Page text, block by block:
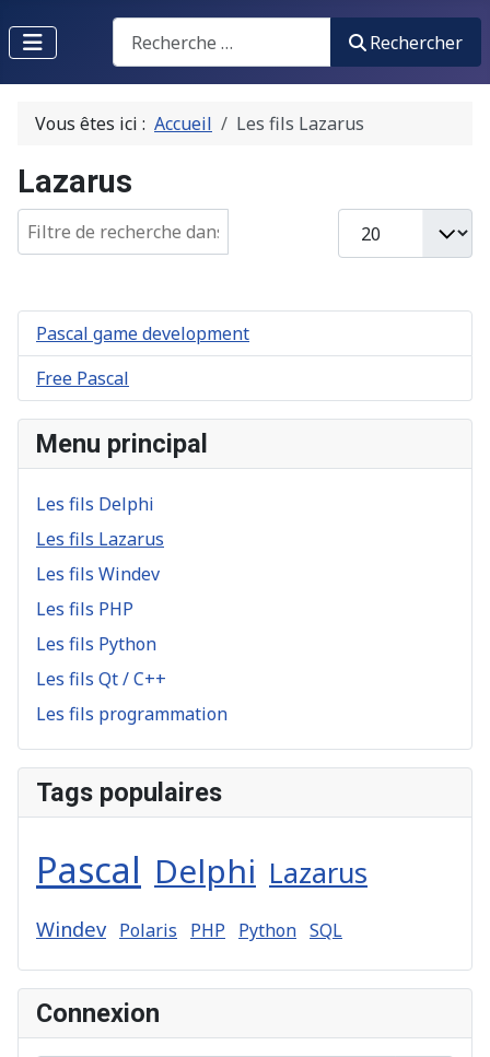
Recherche
Rechercher
Vous êtes ici : Accueil Les fils Lazarus
Lazarus
Champ de filtre
Pascal game development
Free Pascal
Menu principal
Les fils Delphi
Les fils Lazarus
Les fils Windev
Les fils PHP
Les fils Python
Les fils Qt / C++
Les fils programmation
Tags populaires
Pascal Delphi Lazarus
Windev Polaris PHP Python SQL
Connexion